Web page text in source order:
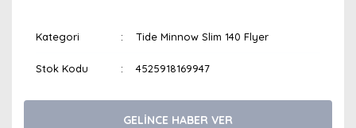
Kategori Tide Minnow Slim 140 Flyer
Stok Kodu 4525918169947
GELİNCE HABER VER